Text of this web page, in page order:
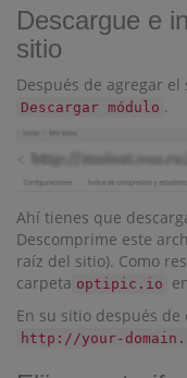
Descargue e
sitio
Después de agregar
Descargar módulo .
Ahí tienes que
Descomprime este
raíz del sitio). Como
carpeta optipic.io
En su sitio después
http://your-